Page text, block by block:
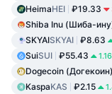
HeimaHEI ₽19.33
Shiba Inu (Шиба-
SKYAISKYAI ₽8.63
SuiSUI ₽55.43
Dogecoin (Догекоин)
KaspaKAS ₽2.15